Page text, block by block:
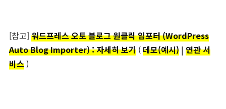
[참고] 워드프레스 오토 블로그 원클릭 임포터 (WordPress
Auto Blog Importer) : 자세히 보기 (데모(예시) | 연관 서
비스)